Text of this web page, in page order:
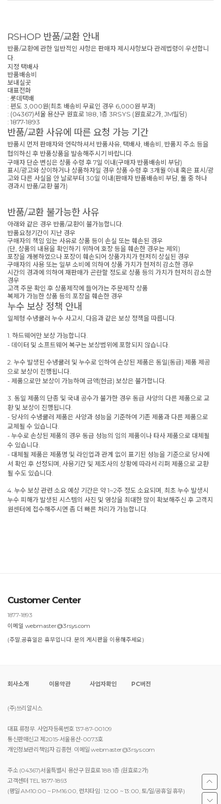
RSHOP 반품/교환 안내
반품/교환에 관한 일반적인 사항은 판매자 제시사항보다 관례법령이 우선합니
다.
지정 택배사
반품배송비
보내실곳
대표전화
: 롯데택배
: 편도 3,000원(최초 배송비 무료인 경우 6,000원 부과)
: (04367)서울 용산구 원효로 188, 1층 3RSYS (원효로2가, JM빌딩)
: 1877-1893
반품/교환 사유에 따른 요청 가능 기간
반품시 먼저 판매자와 연락하셔서 반품사유, 택배사, 배송비, 반품지 주소 등을
협의하신 후 반품상품을 발송해주시기 바랍니다.
구매자 단순 변심은 상품 수령 후 7일 이내(구매자 반품배송비 부담)
표시/광고와 상이하거나 상품하자일 경우 상품 수령 후 3개월 이내 혹은 표시/광
고와 다른 사실을 안 날로부터 30일 이내(판매자 반품배송비 부담, 둘 중 하나
경과시 반품/교환 불가)
반품/교환 불가능한 사유
아래와 같은 경우 반품/교환이 불가능합니다.
반품요청기간이 지난 경우
구매자의 책임 있는 사유로 상품 등이 손실 또는 훼손된 경우
(단, 상품의 내용을 확인하기 위하여 호장 등을 훼손한 경우는 제외)
포장을 개봉하였으나 포장이 훼손되어 상품가치가 현저히 상실된 경우
구매자의 사용 또는 일부 소비에 의하여 상품 가치가 현저히 감소한 경우
시간의 경과에 의하여 재판매가 곤란할 정도로 상품 등의 가치가 현저히 감소한
경우
고객 주문 확인 후 상품제작에 들어가는 주문제작 상품
복제가 가능한 상품 등의 포장을 훼손한 경우
누수 보상 정책 안내
일체형 수냉쿨러 누수 사고시, 다음과 같은 보상 정책을 따릅니다.
1. 하드웨어만 보상 가능합니다.
- 데이터 및 소프트웨어 복구는 보상범위에 포함되지 않습니다.
2. 누수 발생된 수냉쿨러 및 누수로 인하여 손상된 제품은 동일(동급) 제품 제공
으로 보상이 진행됩니다.
- 제품으로만 보상이 가능하며 금액(현금) 보상은 불가합니다.
3. 동일 제품의 단종 및 국내 공수가 불가한 경우 동급 사양의 다른 제품으로 교
환 및 보상이 진행됩니다.
- 당사의 수냉쿨러 제품은 사양과 성능을 기준하여 기존 제품과 다른 제품으로
교체될 수 있습니다.
- 누수로 손상된 제품의 경우 동급 성능의 임의 제품이나 타사 제품으로 대체될
수 있습니다.
- 대체될 제품은 제품명 및 라인업과 관계 없이 표기된 성능을 기준으로 당사에
서 확인 후 선정되며, 사용기간 및 제조사의 상황에 따라서 리퍼 제품으로 교환
될 수도 있습니다.
4. 누수 보상 관련 소요 예상 기간은 약 1~2주 정도 소요되며, 최초 누수 발생시
누수 피해가 발생된 시스템의 사진 및 영상을 최대한 많이 확보해주신 후 고객지
원센터에 접수해주시면 좀 더 빠른 처리가 가능합니다.
Customer Center
1877-1893
이메일 webmaster@3rsys.com
(주말,공휴일은 휴무입니다. 문의 게시판을 이용해주세요)
회사소개 이용약관 사업자확인 PC버전
(주)쓰리알시스
대표 류정무. 사업자등록번호 137-87-00109
통신판매신고 제2015-서울용산-0073호
개인정보관리책임자 김종현. 이메일 webmaster@3rsys.com
주소 (04367)서울특별시 용산구 원효로 188 1층 (원효로2가)
고객센터 TEL 1877-1893
(평일 AM10:00 ~ PM16:00, 런치타임 : 12:00 ~ 13:00, 토/일/공휴일 휴무)